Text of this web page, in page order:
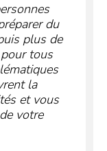
du
plus de
tous
la
et vous
votre